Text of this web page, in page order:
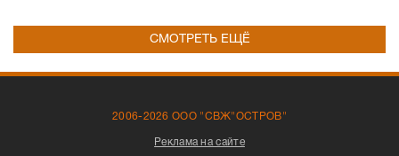
СМОТРЕТЬ ЕЩЁ
2006-2026 ООО "СВЖ"ОСТРОВ"
Реклама на сайте